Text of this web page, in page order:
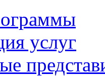
услуг